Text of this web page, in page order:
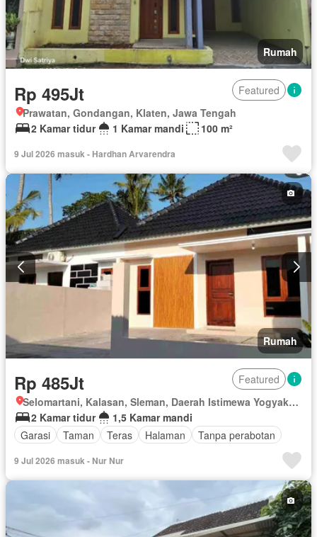
Rumah
Rp 495Jt
Featured
Prawatan, Gondangan, Klaten, Jawa Tengah
2 Kamar tidur
1 Kamar mandi 100 m²
9 Jul 2026 masuk - Hardhan Arvarendra
Rumah
Rp 485Jt
Featured
Selomartani, Kalasan, Sleman, Daerah Istimewa Yogyakarta
2 Kamar tidur
1,5 Kamar mandi
Garasi
Taman Teras Halaman Tanpa perabotan
9 Jul 2026 masuk - Nur Nur